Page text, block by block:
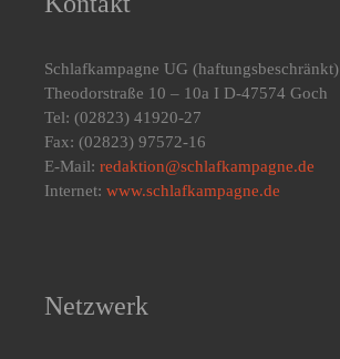
Schlafkampagne UG (haftungsbeschränkt)
Theodorstraße 10 – 10a I D-47574 Goch
Tel: (02823) 41920-27
Fax: (02823) 97572-16
E-Mail: redaktion@schlafkampagne.de
Internet: www.schlafkampagne.de
Netzwerk